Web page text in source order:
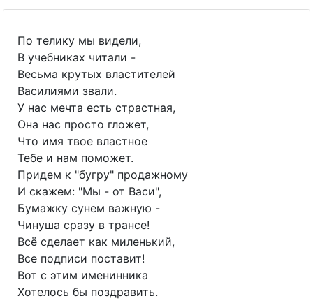
По телику мы видели,
В учебниках читали -
Весьма крутых властителей
Василиями звали.
У нас мечта есть страстная,
Она нас просто гложет,
Что имя твое властное
Тебе и нам поможет.
Придем к "бугру" продажному
И скажем: "Мы - от Васи",
Бумажку сунем важную -
Чинуша сразу в трансе!
Всё сделает как миленький,
Все подписи поставит!
Вот с этим именинника
Хотелось бы поздравить.